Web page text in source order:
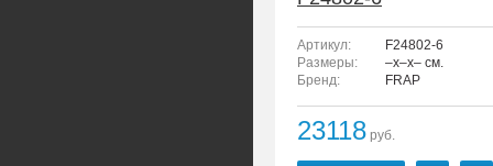
Артикул:
F24802-6
Размеры:
–x–x– см.
Бренд:
FRAP
23118 руб.